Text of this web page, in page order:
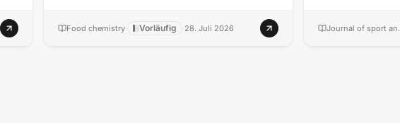
Food chemistry· Vorläufig ·28. Juli 2026